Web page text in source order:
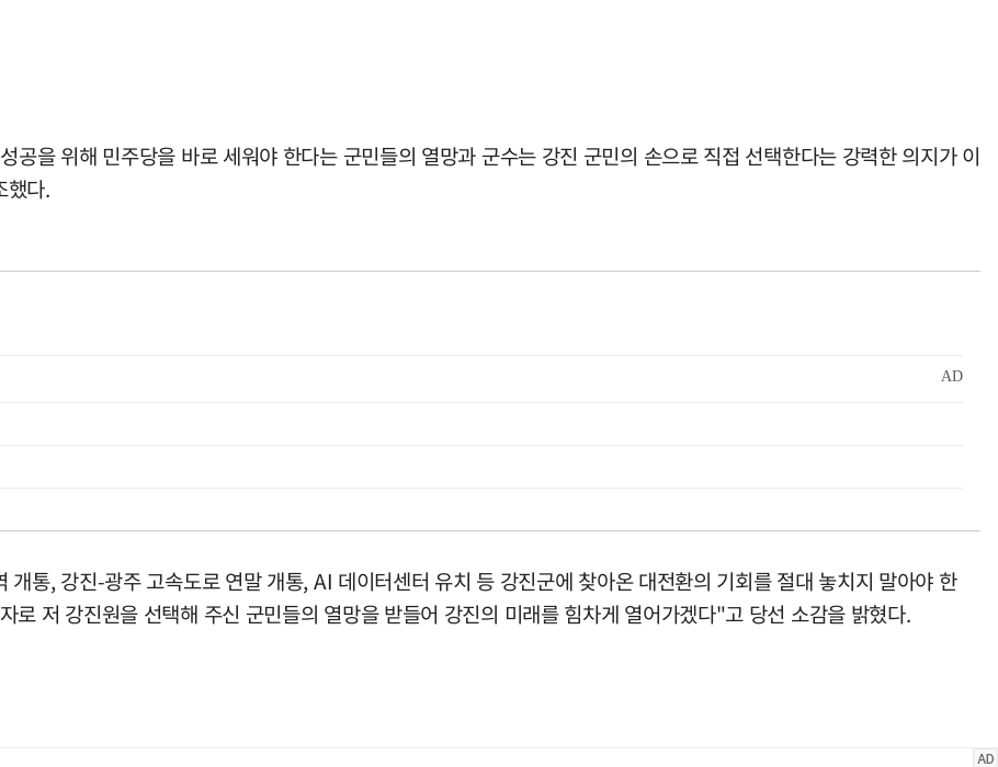
을 위해 민주당을 바로 세워야 한다는 군민들의 열망과 군수는 강진 군민의 손으로 직접 선택한다는 강력한 의지가 이
했다.
통, 강진-광주 고속도로 연말 개통, AI 데이터센터 유치 등 강진군에 찾아온 대전환의 기회를 절대 놓치지 말아야 한
저 강진원을 선택해 주신 군민들의 열망을 받들어 강진의 미래를 힘차게 열어가겠다"고 당선 소감을 밝혔다.